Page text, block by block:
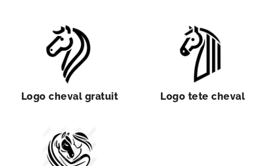
Logo cheval gratuit Logo tete cheval